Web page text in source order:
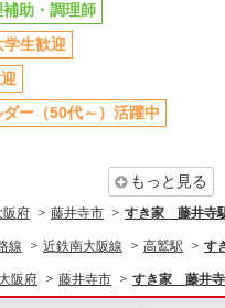
ド
・調理補助・調理師
ない・食事補助
助・調理師
学生歓迎
ダー（50代～）活躍中
もっと見る
阪府 藤井寺市 すき家 藤井寺
線 近鉄南大阪線 高鷲駅 す
大阪府 藤井寺市 すき家 藤井寺